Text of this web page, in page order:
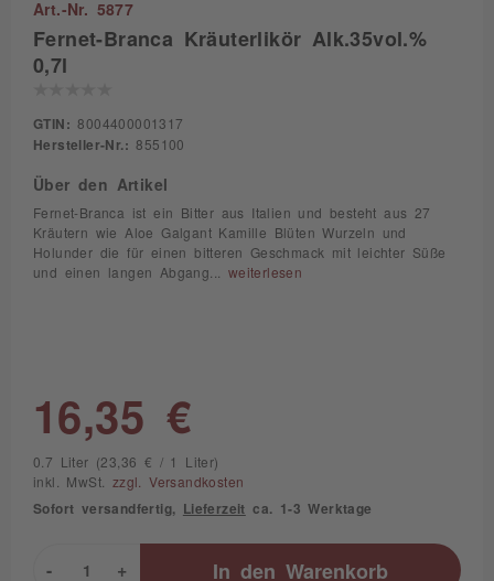
Art.-Nr. 5877
Fernet-Branca Kräuterlikör Alk.35vol.%
0,7l
GTIN: 8004400001317
Hersteller-Nr.: 855100
Über den Artikel
Fernet-Branca ist ein Bitter aus Italien und besteht aus 27
Kräutern wie Aloe Galgant Kamille Blüten Wurzeln und
Holunder die für einen bitteren Geschmack mit leichter Süße
und einen langen Abgang... weiterlesen
16,35 €
0.7 Liter (23,36 € / 1 Liter)
inkl. MwSt. zzgl. Versandkosten
Sofort versandfertig, Lieferzeit ca. 1-3 Werktage
+
- In den Warenkorb